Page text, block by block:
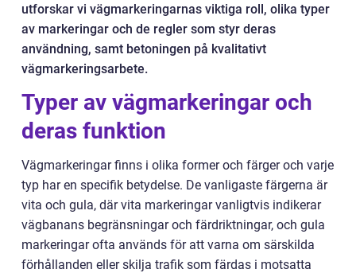
utforskar vi vägmarkeringarnas viktiga roll, olika typer
av markeringar och de regler som styr deras
användning, samt betoningen på kvalitativt
vägmarkeringsarbete.
Typer av vägmarkeringar och
deras funktion
Vägmarkeringar finns i olika former och färger och varje
typ har en specifik betydelse. De vanligaste färgerna är
vita och gula, där vita markeringar vanligtvis indikerar
vägbanans begränsningar och färdriktningar, och gula
markeringar ofta används för att varna om särskilda
förhållanden eller skilja trafik som färdas i motsatta